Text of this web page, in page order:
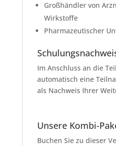
Großhändler von
Wirkstoffe
Pharmazeutischer
Im Anschluss an die
automatisch eine
als Nachweis Ihrer
Unsere Kombi-
Buchen Sie zu dieser